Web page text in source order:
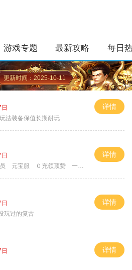
游戏专题 最新攻略 每日
更新时间：2025-10-11
法装备保值长期耐玩
详情
元宝服 ０充领顶赞 一切靠打
详情
玩过的复古
详情
详情